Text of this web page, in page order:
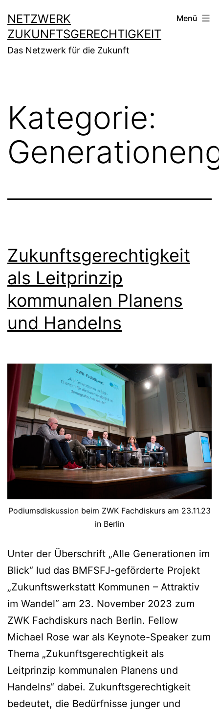
Inhalt
springen
NETZWERK
ZUKUNFTSGERECHTIGKEIT
Das Netzwerk für die Zukunft
Menü
Kategorie:
Zukunftsgerechtigkeit
als Leitprinzip
kommunalen Planens
und Handelns
Podiumsdiskussion beim ZWK Fachdiskurs am 23.11.23
in Berlin
Unter der Überschrift „Alle Generationen im
Blick“ lud das BMFSFJ-geförderte Projekt
„Zukunftswerkstatt Kommunen – Attraktiv
im Wandel“ am 23. November 2023 zum
ZWK Fachdiskurs nach Berlin. Fellow
Michael Rose war als Keynote-Speaker zum
Thema „Zukunftsgerechtigkeit als
Leitprinzip kommunalen Planens und
Handelns“ dabei. Zukunftsgerechtigkeit
bedeutet, die Bedürfnisse junger und